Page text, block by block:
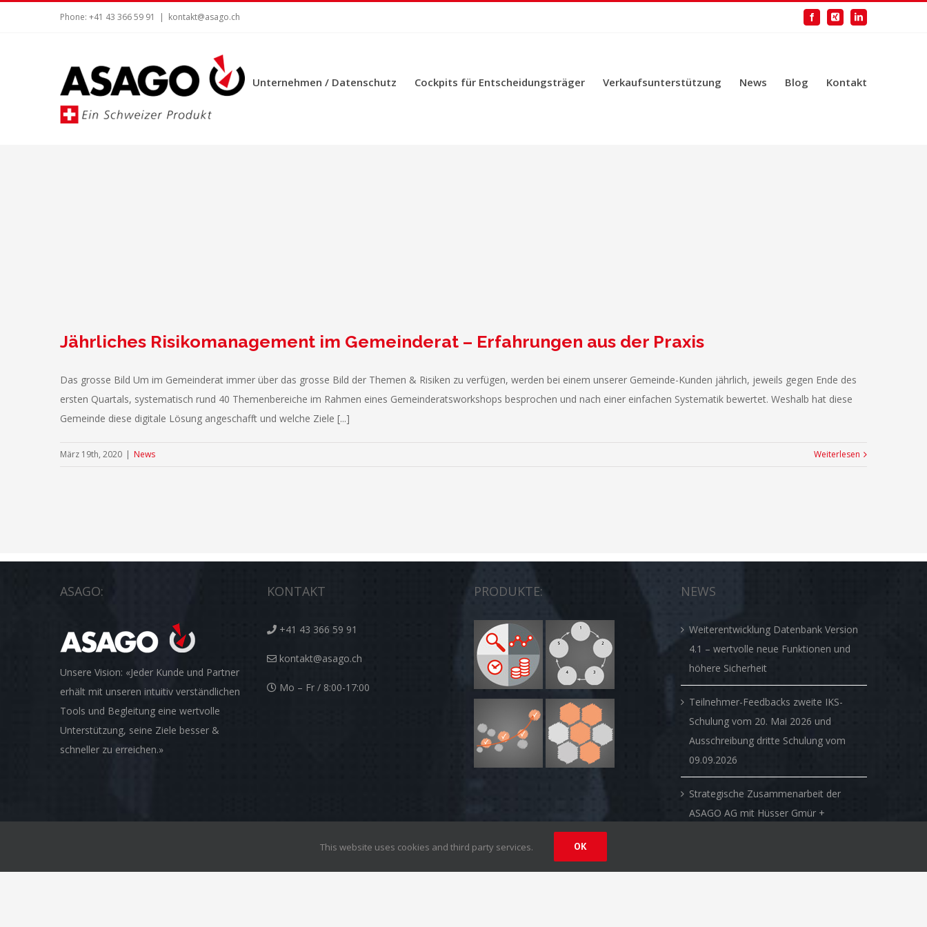
Phone: +41 43 366 59 91 | kontakt@asago.ch FacebookXing LinkedIn
Unternehmen / Datenschutz Cockpits für Entscheidungsträger Verkaufsunterstützung News Blog Kontakt
Jährliches Risikomanagement im Gemeinderat – Erfahrungen aus der Praxis
Das grosse Bild Um im Gemeinderat immer über das grosse Bild der Themen & Risiken zu verfügen, werden bei einem unserer Gemeinde-Kunden jährlich, jeweils gegen Ende des
ersten Quartals, systematisch rund 40 Themenbereiche im Rahmen eines Gemeinderatsworkshops besprochen und nach einer einfachen Systematik bewertet. Weshalb hat diese
Gemeinde diese digitale Lösung angeschafft und welche Ziele [...]
März 19th, 2020 | News Weiterlesen
ASAGO:
Unsere Vision: «Jeder Kunde und Partner
erhält mit unseren intuitiv verständlichen
Tools und Begleitung eine wertvolle
Unterstützung, seine Ziele besser &
schneller zu erreichen.»
KONTAKT
+41 43 366 59 91
kontakt@asago.ch
Mo – Fr / 8:00-17:00
PRODUKTE: NEWS
Weiterentwicklung Datenbank Version
4.1 – wertvolle neue Funktionen und
höhere Sicherheit
Teilnehmer-Feedbacks zweite IKS-
Schulung vom 20. Mai 2026 und
Ausschreibung dritte Schulung vom
09.09.2026
Strategische Zusammenarbeit der
ASAGO AG mit Hüsser Gmür +
innovativen digitalen Lösungen
This website uses cookies and third party services. OK